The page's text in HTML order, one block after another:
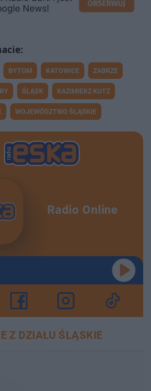
BYTOM KATOWICE ZABRZE
ŚLĄSK KAZIMIERZ KUTZ
WOJEWÓDZTWO ŚLĄSKIE
Radio Online
Z DZIAŁU ŚLĄSKIE